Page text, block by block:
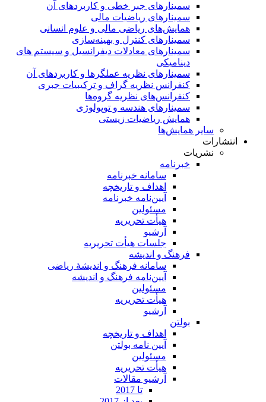
سمینارهای جبر خطی و کاربردهای آن
سمینار‌های ریاضیات مالی
همایش‌های ریاضی مالی و علوم انسانی
سمینارهای کنترل و بهینه‌سازی
سمینارهای معادلات دیفرانسیل و سیستم های
دینامیکی
سمینار‌های نظریه عملگرها و کاربردهای آن
کنفرانس نظریه گراف و ترکیبیات جبری
کنفرانس‌های نظریه گروه‌ها
سمینار‌های هندسه و توپولوژی
همایش ریاضیات زیستی
سایر همایش‌ها
انتشارات
نشریات
خبرنامه
سامانه خبرنامه
اهداف و تاریخچه
آیین‌نامه خبرنامه
مسئولین
هیأت تحریریه
آرشیو
جلسات هیأت تحریریه
فرهنگ و اندیشه
سامانه فرهنگ و اندیشۀ ریاضی
آیین‌نامه فرهنگ و اندیشه
مسئولین
هیأت تحریریه
آرشیو
بولتن
اهداف و تاریخچه
آیین نامه بولتن
مسئولین
هیأت تحریریه
آرشیو مقالات
تا 2017